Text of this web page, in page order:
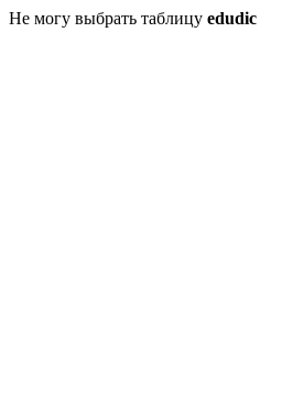
Не могу выбрать таблицу edudic